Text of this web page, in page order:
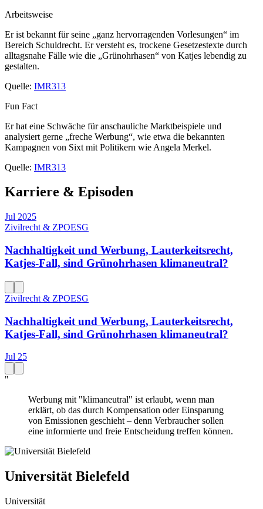
Arbeitsweise
Er ist bekannt für seine „ganz hervorragenden Vorlesungen“ im
Bereich Schuldrecht. Er versteht es, trockene Gesetzestexte durch
alltagsnahe Fälle wie die „Grünohrhasen“ von Katjes lebendig zu
gestalten.
Quelle: IMR313
Fun Fact
Er hat eine Schwäche für anschauliche Marktbeispiele und
analysiert gerne „freche Werbung“, wie etwa die bekannten
Kampagnen von Sixt mit Politikern wie Angela Merkel.
Quelle: IMR313
Karriere & Episoden
Jul 2025
Zivilrecht & ZPOESG
Nachhaltigkeit und Werbung, Lauterkeitsrecht,
Katjes-Fall, sind Grünohrhasen klimaneutral?
Zivilrecht & ZPOESG
Nachhaltigkeit und Werbung, Lauterkeitsrecht,
Katjes-Fall, sind Grünohrhasen klimaneutral?
Jul 25
"
Werbung mit "klimaneutral" ist erlaubt, wenn man
erklärt, ob das durch Kompensation oder Einsparung
von Emissionen geschieht – denn Verbraucher sollen
eine informierte und freie Entscheidung treffen können.
Universität Bielefeld
Universität